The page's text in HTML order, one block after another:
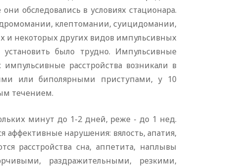
обследовались в условиях стационара.
клептомании, суицидомании,
и некоторых других видов импульсивных
было трудно. Импульсивные
расстройства возникали в
или биполярными приступами, у 10
течением.
минут до 1-2 дней, реже - до 1 нед.
аффективные нарушения: вялость, апатия,
расстройства сна, аппетита, наплывы
раздражительными, резкими,